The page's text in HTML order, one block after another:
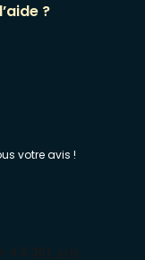
?
votre avis !